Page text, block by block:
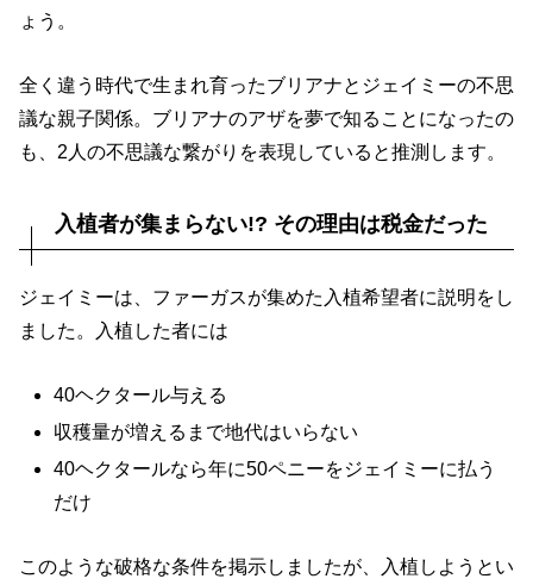
ょう。
全く違う時代で生まれ育ったブリアナとジェイミーの不思
議な親子関係。ブリアナのアザを夢で知ることになったの
も、2人の不思議な繋がり を表現していると推測します。
入植者が集まらない!? その理由は税金だった
ジェイミーは、ファーガスが集めた入植希望者に説明をし
ました。入植した者には
40ヘクタール与える
収穫量が増えるまで地代はいらない
40ヘクタールなら年に50ペニーをジェイミーに払う
だけ
このような破格な条件を掲示しましたが、入植しようとい